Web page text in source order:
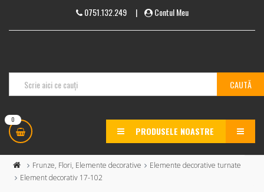
0751.132.249| Contul Meu
0
PRODUSELE NOASTRE MENU
Frunze, Flori, Elemente decorative
Elemente decorative turnate
Element decorativ 17-102